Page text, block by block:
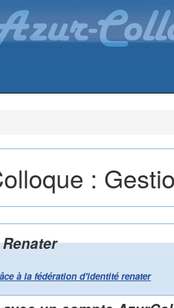
:
à la fédération d'identité renater